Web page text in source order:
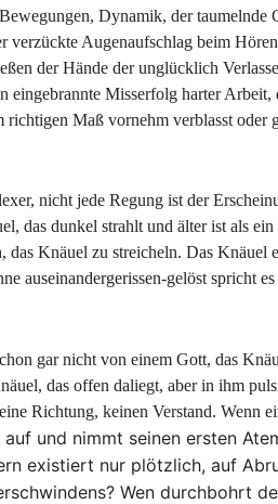
Dynamik, der taumelnde
verzückte Augenaufschlag beim
der Hände der unglücklich
eingebrannte Misserfolg harter
Maß vornehm verblasst oder
nicht jede Regung ist der
das dunkel strahlt und älter ist als
das Knäuel zu streicheln. Das Knäuel
auseinandergerissen-gelöst spricht
gar nicht von einem Gott, das
das offen daliegt, aber in ihm
Richtung, keinen Verstand. Wenn
und nimmt seinen ersten
existiert nur plötzlich, auf
Wen durchbohrt